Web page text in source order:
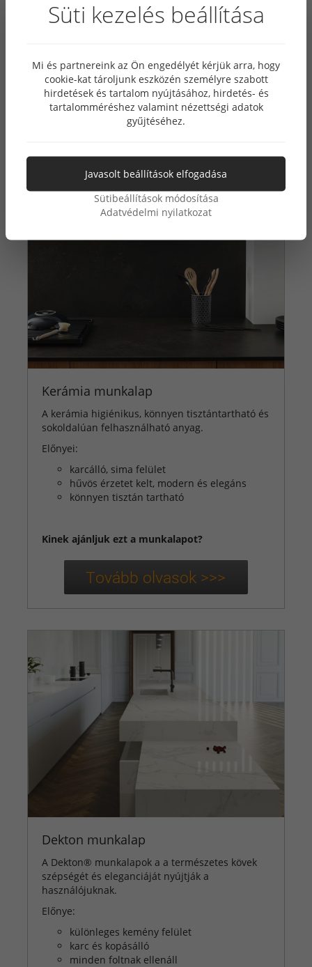
természetes, meleg tapintású
Kinek ajánljuk ezt a munkalapot?
Kerámia munkalap
A kerámia higiénikus, könnyen tisztántartható és
sokoldalúan felhasználható anyag.
Előnyei:
karcálló, sima felület
hűvös érzetet kelt, modern és elegáns
könnyen tisztán tartható
Kinek ajánljuk ezt a munkalapot?
Dekton munkalap
A Dekton® munkalapok a a természetes kövek
szépségét és eleganciáját nyújtják a
használójuknak.
Előnye:
különleges kemény felület
karc és kopásálló
minden foltnak ellenáll
Süti kezelés beállítása
Mi és partnereink az Ön engedélyét kérjük arra, hogy
cookie-kat tároljunk eszközén személyre szabott
hirdetések és tartalom nyújtásához, hirdetés- és
tartalomméréshez valamint nézettségi adatok
gyűjtéséhez.
Javasolt beállítások elfogadása
Sütibeállítások módosítása
Adatvédelmi nyilatkozat